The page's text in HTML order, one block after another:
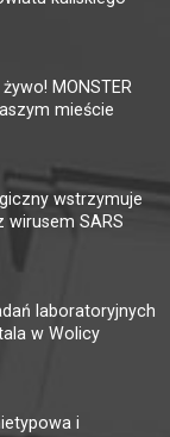
MONSTER
mieście
wstrzymuje
wirusem SARS
laboratoryjnych
w Wolicy
i